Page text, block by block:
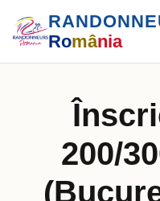
România
200/